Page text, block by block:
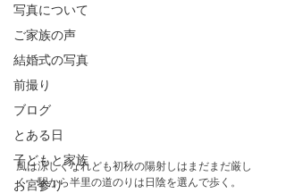
写真について
ご家族の声
結婚式の写真
前撮り
ブログ
とある日
子どもと家族
お宮参り
風は涼しくなれども初秋の陽射しはまだまだ厳し
く、駅から半里の道のりは日陰を選んで歩く。